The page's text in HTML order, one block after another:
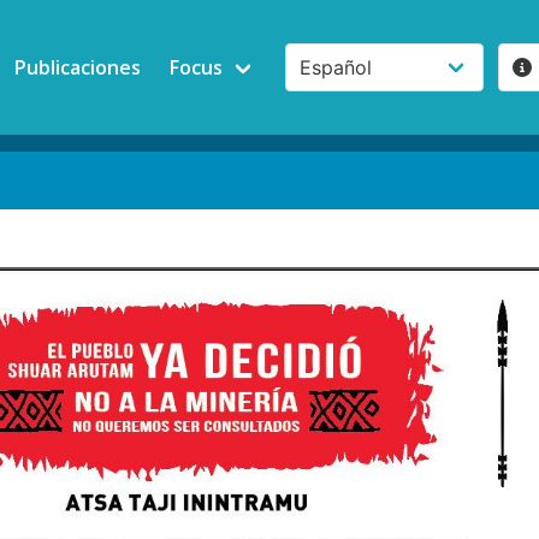
Publicaciones Focus